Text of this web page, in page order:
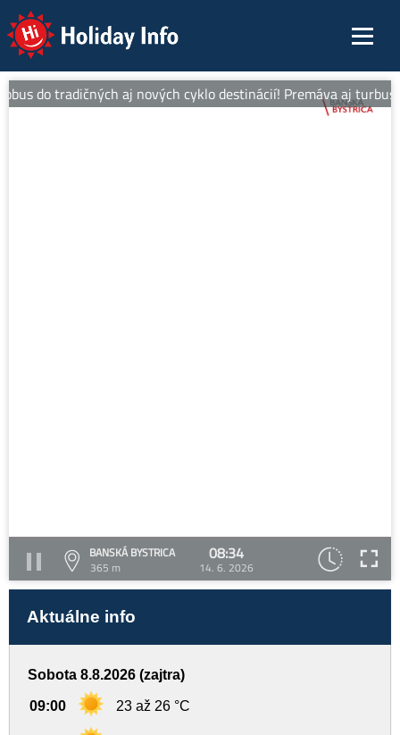
Holiday Info
do tradičných aj nových cyklo destinácií! Premáva aj turbus
BANSKÁ BYSTRICA
365 m
08:34
14. 6. 2026
Aktuálne info
Sobota 8.8.2026 (zajtra)
09:00 23 až 26 °C